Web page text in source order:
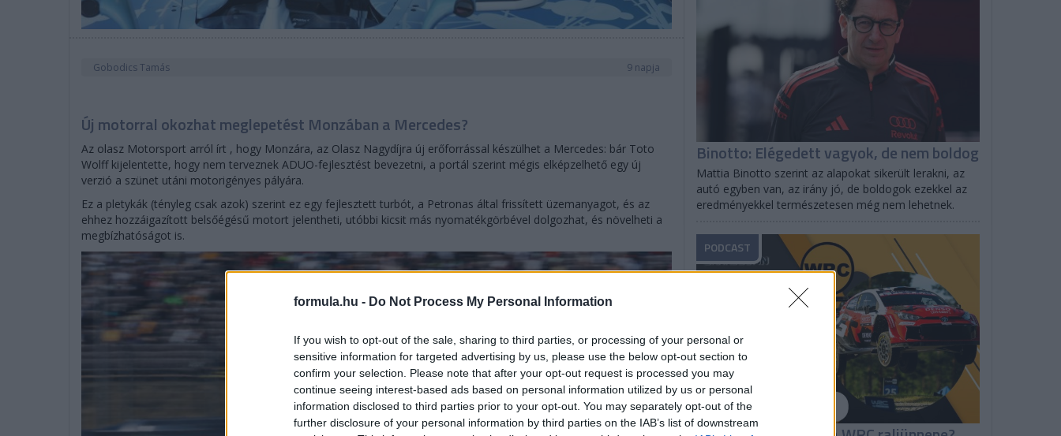
formula.hu - Do Not Process My Personal Information
If you wish to opt-out of the sale, sharing to third parties, or processing of your personal or
sensitive information for targeted advertising by us, please use the below opt-out section to
confirm your selection. Please note that after your opt-out request is processed you may
continue seeing interest-based ads based on personal information utilized by us or personal
information disclosed to third parties prior to your opt-out. You may separately opt-out of the
further disclosure of your personal information by third parties on the IAB’s list of downstream
Gobodics Tamás 9 napja
Új motorral okozhat meglepetést Monzában a Mercedes?
Az olasz Motorsport arról írt , hogy Monzára, az Olasz Nagydíjra új erőforrással készülhet a Mercedes: bár Toto
Wolff kijelentette, hogy nem terveznek ADUO-fejlesztést bevezetni, a portál szerint mégis elképzelhető egy új
verzió a szünet utáni motorigényes pályára.
Ez a pletykák (tényleg csak azok) szerint ez egy fejlesztett turbót, a Petronas által frissített üzemanyagot, és az
ehhez hozzáigazított belsőégésű motort jelentheti, utóbbi kicsit más nyomatékgörbével dolgozhat, és növelheti a
megbízhatóságot is.
Binotto: Elégedett vagyok, de nem boldog
Mattia Binotto szerint az alapokat sikerült lerakni, az
autó egyben van, az irány jó, de boldogok ezekkel az
eredményekkel természetesen még nem lehetnek.
PODCAST